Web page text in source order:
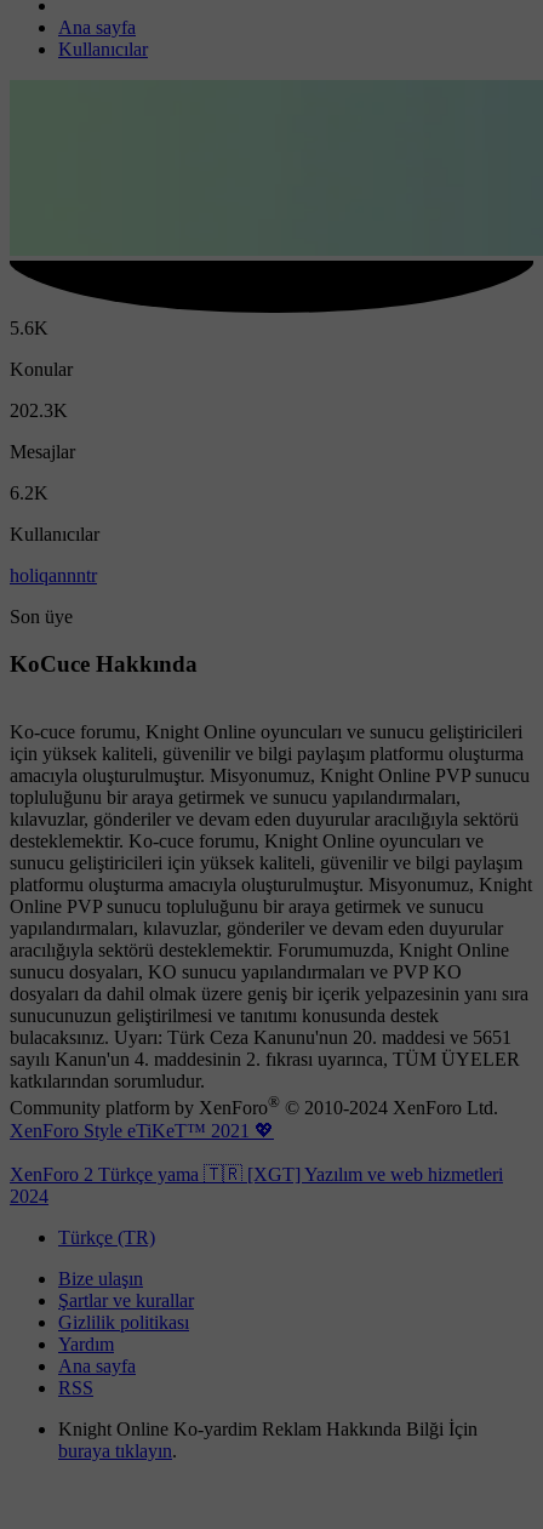
Ana sayfa
Kullanıcılar
5.6K
Konular
202.3K
Mesajlar
6.2K
Kullanıcılar
holiqannntr
Son üye
KoCuce Hakkında
Ko-cuce forumu, Knight Online oyuncuları ve sunucu geliştiricileri
için yüksek kaliteli, güvenilir ve bilgi paylaşım platformu oluşturma
amacıyla oluşturulmuştur. Misyonumuz, Knight Online PVP sunucu
topluluğunu bir araya getirmek ve sunucu yapılandırmaları,
kılavuzlar, gönderiler ve devam eden duyurular aracılığıyla sektörü
desteklemektir. Ko-cuce forumu, Knight Online oyuncuları ve
sunucu geliştiricileri için yüksek kaliteli, güvenilir ve bilgi paylaşım
platformu oluşturma amacıyla oluşturulmuştur. Misyonumuz, Knight
Online PVP sunucu topluluğunu bir araya getirmek ve sunucu
yapılandırmaları, kılavuzlar, gönderiler ve devam eden duyurular
aracılığıyla sektörü desteklemektir. Forumumuzda, Knight Online
sunucu dosyaları, KO sunucu yapılandırmaları ve PVP KO
dosyaları da dahil olmak üzere geniş bir içerik yelpazesinin yanı sıra
sunucunuzun geliştirilmesi ve tanıtımı konusunda destek
bulacaksınız. Uyarı: Türk Ceza Kanunu'nun 20. maddesi ve 5651
sayılı Kanun'un 4. maddesinin 2. fıkrası uyarınca, TÜM ÜYELER
katkılarından sorumludur.
Community platform by XenForo® © 2010-2024 XenForo Ltd.
XenForo Style eTiKeT™ 2021 💖
XenForo 2 Türkçe yama 🇹🇷 [XGT] Yazılım ve web hizmetleri
2024
Türkçe (TR)
Bize ulaşın
Şartlar ve kurallar
Gizlilik politikası
Yardım
Ana sayfa
RSS
Knight Online Ko-yardim Reklam Hakkında Bilği İçin
buraya tıklayın.